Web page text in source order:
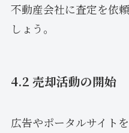
不動産会社に査定を依
しょう。
4.2 売却活動の開始
広告やポータルサイト